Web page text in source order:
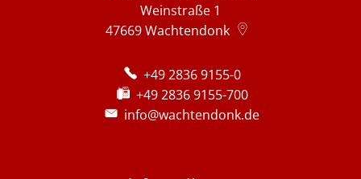
Weinstraße 1
47669Wachtendonk
+49 2836 9155-0
+49 2836 9155-700
info@wachtendonk.de